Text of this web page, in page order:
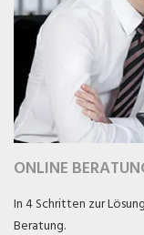
ONLINE
In 4 Schritten zur
Beratung.